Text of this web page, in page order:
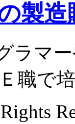
製造
ラマ
職で